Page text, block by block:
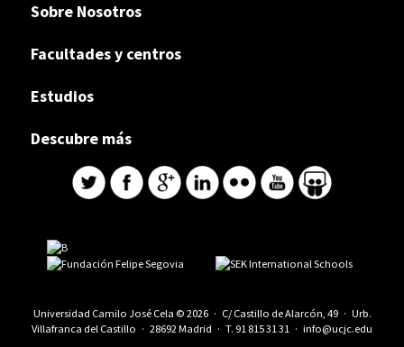
Sobre Nosotros
Facultades y centros
Estudios
Descubre más
Universidad Camilo José Cela © 2026 · C/ Castillo de Alarcón, 49 · Urb.
Villafranca del Castillo · 28692 Madrid · T. 91 815 31 31 · info@ucjc.edu